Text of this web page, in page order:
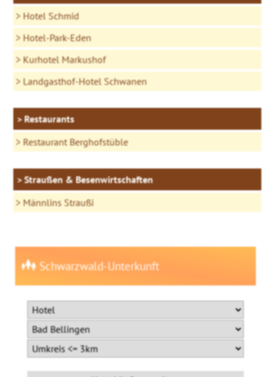
Hotel Schmid
Hotel-Park-Eden
Kurhotel Markushof
Landgasthof-Hotel Schwanen
Restaurants
Restaurant Berghofstüble
Straußen & Besenwirtschaften
Männlins Straußi
Schwarzwald-Unterkunft